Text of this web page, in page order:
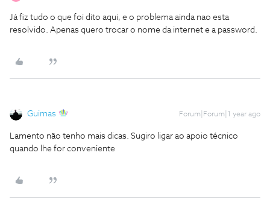
Já fiz tudo o que foi dito aqui, e o problema ainda nao esta
resolvido. Apenas quero trocar o nome da internet e a password.
Guimas Forum|Forum|1 year ago
Lamento não tenho mais dicas. Sugiro ligar ao apoio técnico
quando lhe for conveniente